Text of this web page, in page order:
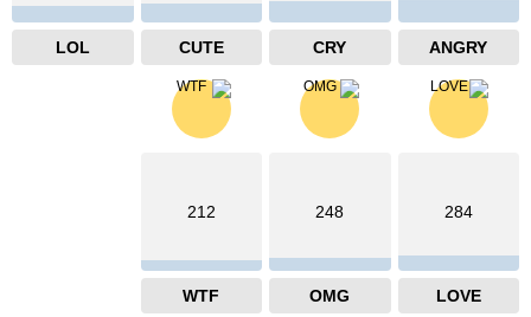
ANGRY
CRY
CUTE
LOL
284
LOVE
248
OMG
212
WTF